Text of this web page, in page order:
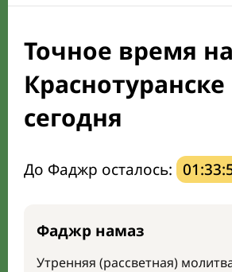
Календарь рамадана
Направление киблы
Точное время
Краснотуранске
сегодня
До Фаджр осталось:
Фаджр намаз
Утренняя (рассветная)